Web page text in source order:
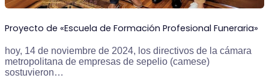
Proyecto de «Escuela de Formación Profesional Funeraria»
hoy, 14 de noviembre de 2024, los directivos de la cámara
metropolitana de empresas de sepelio (camese)
sostuvieron…